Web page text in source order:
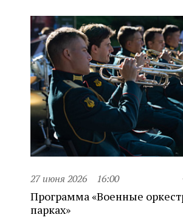
27 июня 2026 16:00
Программа «Военные
парках»